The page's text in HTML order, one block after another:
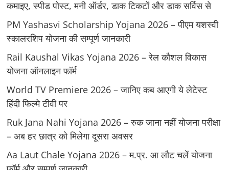
कमाइए, स्पीड पोस्ट, मनी ऑर्डर, डाक टिकटों और डाक सर्विस से
PM Yashasvi Scholarship Yojana 2026 – पीएम यशस्वी
स्कालरशिप योजना की सम्पूर्ण जानकारी
Rail Kaushal Vikas Yojana 2026 – रेल कौशल विकास
योजना ऑनलाइन फॉर्म
World TV Premiere 2026 – जानिए कब आएगी ये लेटेस्ट
हिंदी फिल्मे टीवी पर
Ruk Jana Nahi Yojana 2026 – रुक जाना नहीं योजना परीक्षा
– अब हर छात्र को मिलेगा दूसरा अवसर
Aa Laut Chale Yojana 2026 – म.प्र. आ लौट चलें योजना